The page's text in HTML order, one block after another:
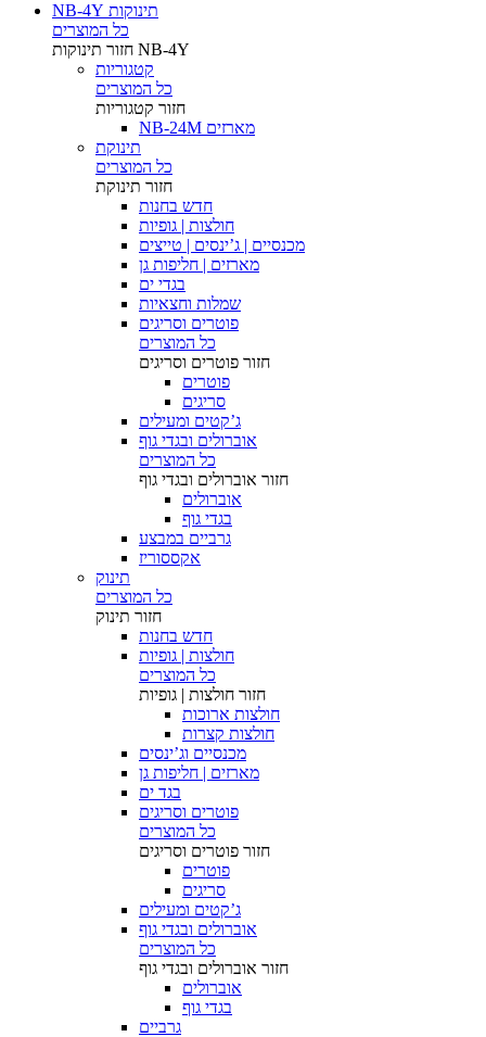
תינוקות NB-4Y
כל המוצרים
חזור תינוקות NB-4Y
קטגוריות
כל המוצרים
חזור קטגוריות
מארזים NB-24M
תינוקת
כל המוצרים
חזור תינוקת
חדש בחנות
חולצות | גופיות
מכנסיים | ג’ינסים | טייצים
מארזים | חליפות גן
בגדי ים
שמלות וחצאיות
פוטרים וסריגים
כל המוצרים
חזור פוטרים וסריגים
פוטרים
סריגים
ג’קטים ומעילים
אוברולים ובגדי גוף
כל המוצרים
חזור אוברולים ובגדי גוף
אוברולים
בגדי גוף
גרביים במבצע
אקססוריז
תינוק
כל המוצרים
חזור תינוק
חדש בחנות
חולצות | גופיות
כל המוצרים
חזור חולצות | גופיות
חולצות ארוכות
חולצות קצרות
מכנסיים וג’ינסים
מארזים | חליפות גן
בגד ים
פוטרים וסריגים
כל המוצרים
חזור פוטרים וסריגים
פוטרים
סריגים
ג’קטים ומעילים
אוברולים ובגדי גוף
כל המוצרים
חזור אוברולים ובגדי גוף
אוברולים
בגדי גוף
גרביים